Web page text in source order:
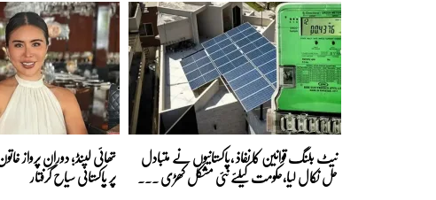
نیٹ بلنگ قوانین کا نفاذ ،پاکستانیوں نے متبادل
حل نکال لیا،حکومت کیلئے نئی مشکل کھڑی ...
تھائی لینڈ؛ دورانِ پرواز
پر پاکستانی سیاح گرفتار